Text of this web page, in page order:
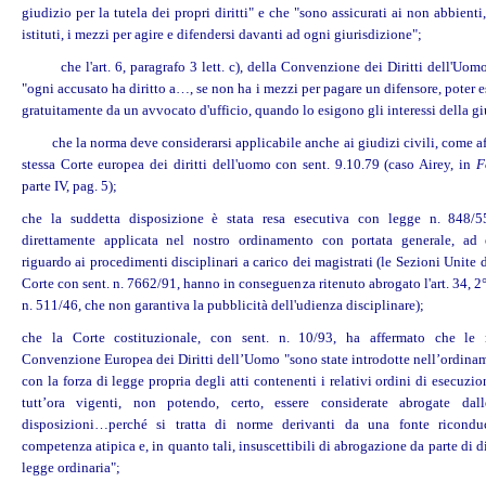
giudizio per la tutela dei propri diritti" e che "sono assicurati ai non
istituti, i mezzi per agire e difendersi davanti ad ogni giurisdizione";
che l'art. 6, paragrafo 3 lett. c), della Convenzione dei Diritti dell'Uomo
"ogni accusato ha diritto a…, se non ha i mezzi per pagare un difensore, poter
gratuitamente da un avvocato d'ufficio, quando lo esigono gli interessi della
che la norma deve considerarsi applicabile anche ai giudizi civili, come
stessa Corte europea dei diritti dell'uomo con sent. 9.10.79 (caso Airey, in
parte IV, pag. 5);
che la suddetta disposizione è stata resa esecutiva con legge n. 848/
direttamente applicata nel nostro ordinamento con portata generale, ad
riguardo ai procedimenti disciplinari a carico dei magistrati (le Sezioni Unite
Corte con sent. n. 7662/91, hanno in conseguenza ritenuto abrogato l'art. 34,
n. 511/46, che non garantiva la pubblicità dell'udienza disciplinare);
che la Corte costituzionale, con sent. n. 10/93, ha affermato che le
Convenzione Europea dei Diritti dell’Uomo "sono state introdotte
con la forza di legge propria degli atti contenenti i relativi ordini di
tutt’ora vigenti, non potendo, certo, essere considerate abrogate
disposizioni…perché si tratta di norme derivanti da una fonte
competenza atipica e, in quanto tali, insuscettibili di abrogazione da parte di
legge ordinaria";